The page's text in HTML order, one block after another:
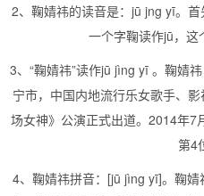
2、鞠婧祎的读音是：jū jng yī。
一个字鞠读作jū，这
3、“鞠婧祎”读作jū jìng yī 。鞠婧
宁市，中国内地流行乐女歌手、
场女神》公演正式出道。2014年
第4
4、鞠婧祎拼音：[jū jìng yī]。鞠